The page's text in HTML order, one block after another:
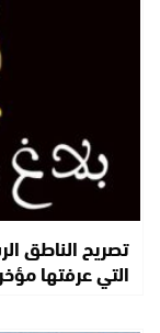
تصريح الناطق
التي عرفتها